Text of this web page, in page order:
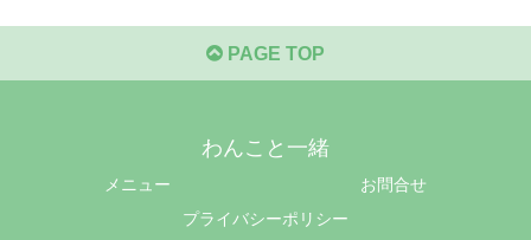
PAGE TOP
わんこと一緒
メニュー
お問合せ
プライバシーポリシー